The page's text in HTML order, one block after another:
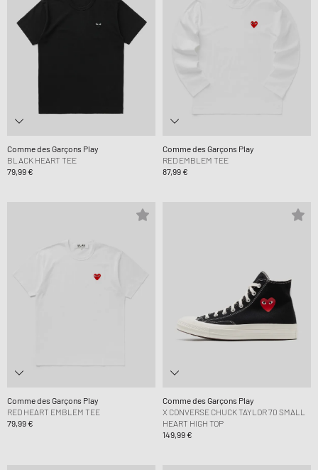
Comme des Garçons Play
BLACK HEART TEE
79,99 €
Comme des Garçons Play
RED EMBLEM TEE
87,99 €
Comme des Garçons Play
RED HEART EMBLEM TEE
79,99 €
Comme des Garçons Play
X CONVERSE CHUCK TAYLOR 70 SMALL
HEART HIGH TOP
149,99 €